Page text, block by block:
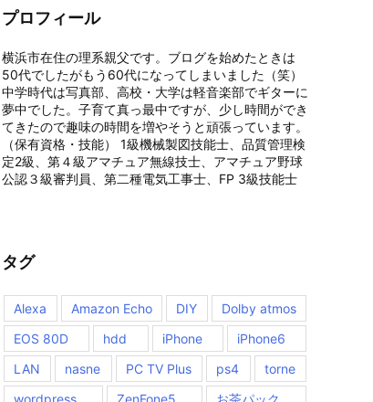
プロフィール
横浜市在住の理系親父です。ブログを始めたときは
50代でしたがもう60代になってしまいました（笑）
中学時代は写真部、高校・大学は軽音楽部でギターに
夢中でした。子育て真っ最中ですが、少し時間ができ
てきたので趣味の時間を増やそうと頑張っています。
（保有資格・技能） 1級機械製図技能士、品質管理検
定2級、第４級アマチュア無線技士、アマチュア野球
公認３級審判員、第二種電気工事士、FP 3級技能士
タグ
Alexa Amazon Echo DIY
Dolby atmos
EOS 80D
hdd iPhone
iPhone6
LAN
nasne PC TV Plus ps4
torne